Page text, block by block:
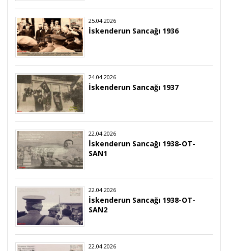
25.04.2026
İskenderun Sancağı 1936
24.04.2026
İskenderun Sancağı 1937
22.04.2026
İskenderun Sancağı 1938-OT-
SAN1
22.04.2026
İskenderun Sancağı 1938-OT-
SAN2
22.04.2026